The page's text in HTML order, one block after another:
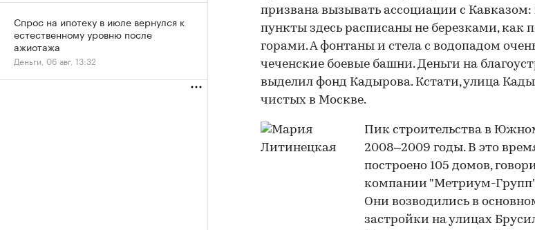
призвана вызывать ассоциации с
пункты здесь расписаны не березками, как
горами. А фонтаны и стела с водопадом
чеченские боевые башни. Деньги на
выделил фонд Кадырова. Кстати, улица
чистых в Москве.
Пик строительства в
2008–2009 годы. В это
построено 105 домов,
компании "Метриум-
Они возводились в
застройки на улицах
Спрос на ипотеку в июле вернулся к
естественному уровню после
ажиотажа
Деньги, 06 авг, 13:32